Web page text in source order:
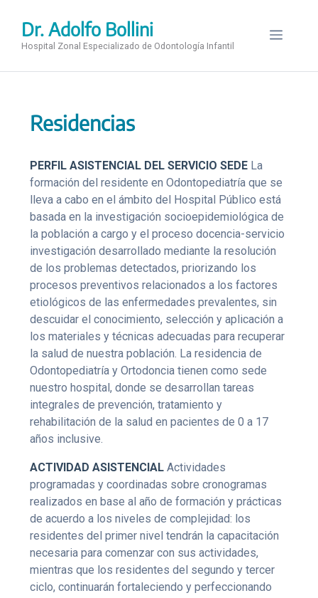
contenido
Dr. Adolfo Bollini
Hospital Zonal Especializado de Odontología Infantil
Menú
Residencias
PERFIL ASISTENCIAL DEL SERVICIO SEDE La
formación del residente en Odontopediatría que se
lleva a cabo en el ámbito del Hospital Público está
basada en la investigación socioepidemiológica de
la población a cargo y el proceso docencia-servicio
investigación desarrollado mediante la resolución
de los problemas detectados, priorizando los
procesos preventivos relacionados a los factores
etiológicos de las enfermedades prevalentes, sin
descuidar el conocimiento, selección y aplicación a
los materiales y técnicas adecuadas para recuperar
la salud de nuestra población. La residencia de
Odontopediatría y Ortodoncia tienen como sede
nuestro hospital, donde se desarrollan tareas
integrales de prevención, tratamiento y
rehabilitación de la salud en pacientes de 0 a 17
años inclusive.
ACTIVIDAD ASISTENCIAL Actividades
programadas y coordinadas sobre cronogramas
realizados en base al año de formación y prácticas
de acuerdo a los niveles de complejidad: los
residentes del primer nivel tendrán la capacitación
necesaria para comenzar con sus actividades,
mientras que los residentes del segundo y tercer
ciclo, continuarán fortaleciendo y perfeccionando